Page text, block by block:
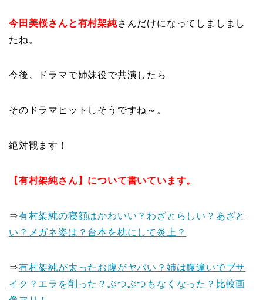
今田美桜さんと有村架純さんだけになってしましまし
たね。
今後、ドラマで姉妹役で共演したら
そのドラマヒットしそうですね～。
絶対観ます！
【有村架純さん】について書いています。
⇒有村架純の寝顔はかわいい？わざとらしい？あざと
い？メガネ姿は？台本を枕にして炎上？
⇒有村架純が太ったお腹がヤバい？姉は腹違いでブサ
イク？エラを削った？ぶつぶつもなくなった？比較画